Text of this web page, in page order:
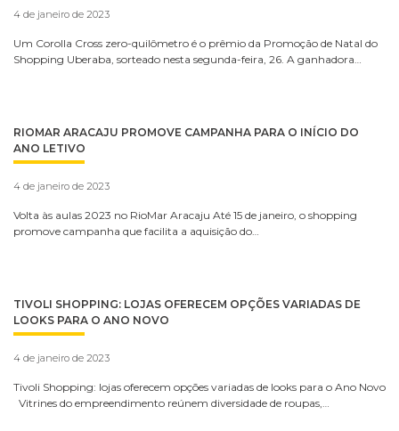
4 de janeiro de 2023
Um Corolla Cross zero-quilômetro é o prêmio da Promoção de Natal do
Shopping Uberaba, sorteado nesta segunda-feira, 26. A ganhadora…
RIOMAR ARACAJU PROMOVE CAMPANHA PARA O INÍCIO DO
ANO LETIVO
4 de janeiro de 2023
Volta às aulas 2023 no RioMar Aracaju Até 15 de janeiro, o shopping
promove campanha que facilita a aquisição do…
TIVOLI SHOPPING: LOJAS OFERECEM OPÇÕES VARIADAS DE
LOOKS PARA O ANO NOVO
4 de janeiro de 2023
Tivoli Shopping: lojas oferecem opções variadas de looks para o Ano Novo
Vitrines do empreendimento reúnem diversidade de roupas,…